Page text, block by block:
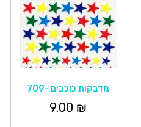
מדבקות כוכבים -709
9.00 ₪